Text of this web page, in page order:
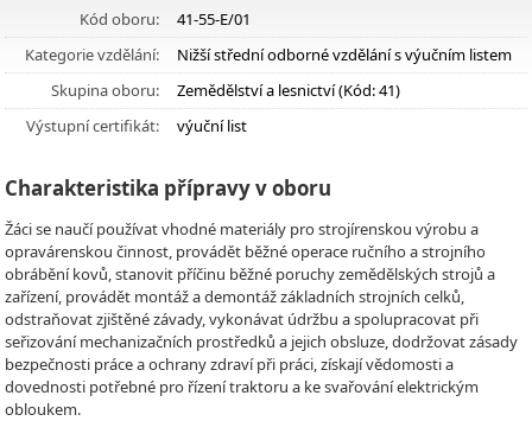
Kód oboru:
41-55-E/01
Kategorie vzdělání:
Nižší střední odborné vzdělání s výučním listem
Skupina oboru:
Zemědělství a lesnictví (Kód: 41)
Výstupní certifikát:
výuční list
Charakteristika přípravy v oboru
Žáci se naučí používat vhodné materiály pro strojírenskou výrobu a
opravárenskou činnost, provádět běžné operace ručního a strojního
obrábění kovů, stanovit příčinu běžné poruchy zemědělských strojů a
zařízení, provádět montáž a demontáž základních strojních celků,
odstraňovat zjištěné závady, vykonávat údržbu a spolupracovat při
seřizování mechanizačních prostředků a jejich obsluze, dodržovat zásady
bezpečnosti práce a ochrany zdraví při práci, získají vědomosti a
dovednosti potřebné pro řízení traktoru a ke svařování elektrickým
obloukem.